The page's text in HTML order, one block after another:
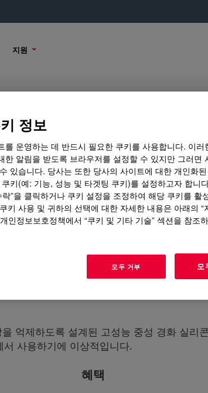
지원
억제하도록 설계된 고성능 중성 경화 실리
사용하기에 이상적입니다.
혜택
정보
를 운영하는 데 반드시 필요한 쿠키를 사용합니다. 이러
한 알림을 받도록 브라우저를 설정할 수 있지만 그러면
있습니다. 당사는 또한 당사의 사이트에 대한 개인화
키(예: 기능, 성능 및 타겟팅 쿠키)를 설정하고자 합니
”을 클릭하거나 쿠키 설정을 조정하여 해당 쿠키를 활
키 사용 및 귀하의 선택에 대한 자세한 내용은 아래의 “
인정보보호정책에서 “쿠키 및 기타 기술” 섹션을 참조
모두 거부 모